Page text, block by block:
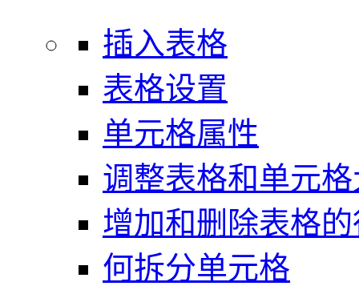
插入表格
表格设置
单元格属性
调整表格和单元
增加和删除表格
何拆分单元格